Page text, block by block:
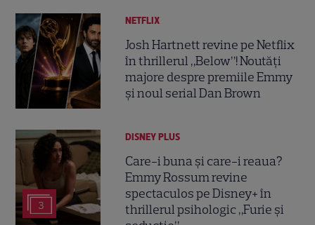
NETFLIX
Josh Hartnett revine pe Netflix
în thrillerul „Below”! Noutăți
majore despre premiile Emmy
și noul serial Dan Brown
3
DISNEY PLUS
Care-i buna și care-i reaua?
Emmy Rossum revine
spectaculos pe Disney+ în
thrillerul psihologic „Furie și